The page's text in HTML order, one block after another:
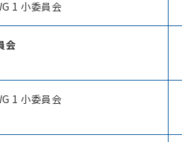
1 小委員会
会
1 小委員会